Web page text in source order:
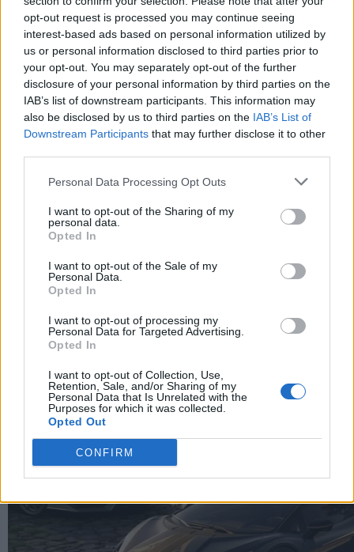
opt-out request is processed you may continue seeing
interest-based ads based on personal information utilized by
us or personal information disclosed to third parties prior to
your opt-out. You may separately opt-out of the further
disclosure of your personal information by third parties on the
IAB’s list of downstream participants. This information may
also be disclosed by us to third parties on the IAB’s List of
Downstream Participants that may further disclose it to other
Personal Data Processing Opt Outs
I want to opt-out of the Sharing of my
personal data.
Opted In
I want to opt-out of the Sale of my
Personal Data.
Opted In
I want to opt-out of processing my
Personal Data for Targeted Advertising.
Opted In
I want to opt-out of Collection, Use,
Retention, Sale, and/or Sharing of my
Personal Data that Is Unrelated with the
Purposes for which it was collected.
Opted Out
CONFIRM
sulle esigenze dei clienti.
Immagini courtesyRolls-Royce
Per altri contenuti iscriviti alla newsletter di Robb
Report ISCRIVITI
RELATED POSTS